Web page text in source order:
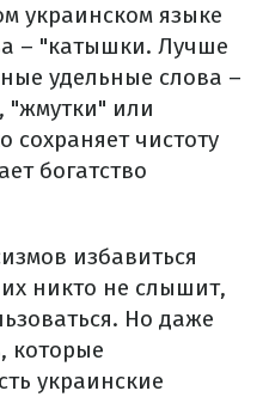
украинском языке
– "катышки. Лучше
удельные слова –
"жмутки" или
сохраняет чистоту
богатство
избавиться
никто не слышит,
Но даже
которые
украинские